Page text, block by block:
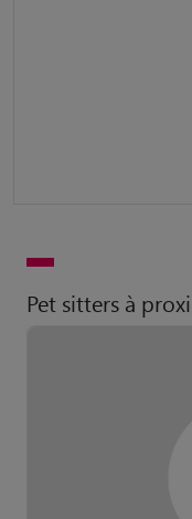
Pet sitters à